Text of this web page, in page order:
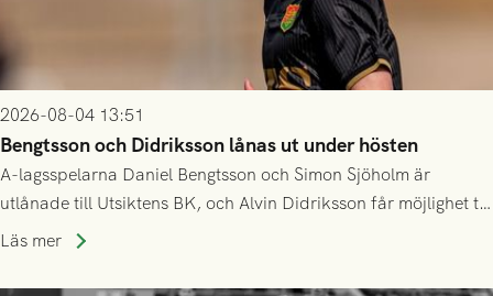
2026-08-04 13:51
Bengtsson och Didriksson lånas ut under hösten
A-lagsspelarna Daniel Bengtsson och Simon Sjöholm är
utlånade till Utsiktens BK, och Alvin Didriksson får möjlighet till
speltid i Hestrafors genom föreningssamarbete.
Läs mer